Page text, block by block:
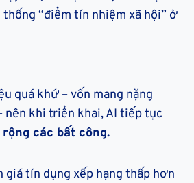
thống “điểm tín nhiệm xã hội” ở
quá khứ – vốn mang nặng
nên khi triển khai, AI tiếp tục
các bất công.
giá tín dụng xếp hạng thấp hơn